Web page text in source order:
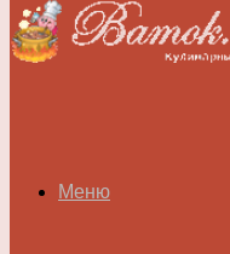
Меню